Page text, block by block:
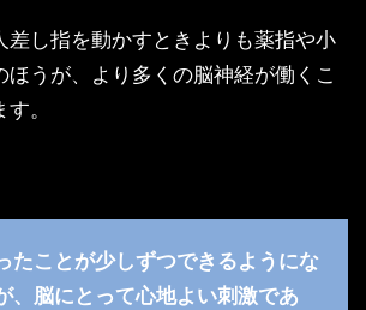
差し指を動かすときよりも薬指や小
ほうが、より多くの脳神経が働くこ
。
たことが少しずつできるようにな
、脳にとって心地よい刺激であ